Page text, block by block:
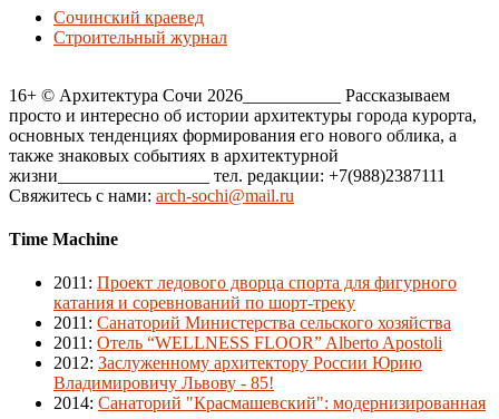
Сочинский краевед
Строительный журнал
16+ © Архитектура Сочи 2026___________ Рассказываем
просто и интересно об истории архитектуры города курорта,
основных тенденциях формирования его нового облика, а
также знаковых событиях в архитектурной
жизни_________________ тел. редакции: +7(988)2387111
Свяжитесь с нами: arch-sochi@mail.ru
Time Machine
2011 : Проект ледового дворца спорта для фигурного
катания и соревнований по шорт-треку
2011 : Санаторий Министерства сельского хозяйства
2011 : Отель “WELLNESS FLOOR” Alberto Apostoli
2012: Заслуженному архитектору России Юрию
Владимировичу Львову - 85!
2014: Санаторий "Красмашевский": модернизированная